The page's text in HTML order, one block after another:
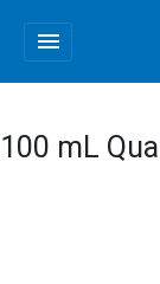
menu
100 mL